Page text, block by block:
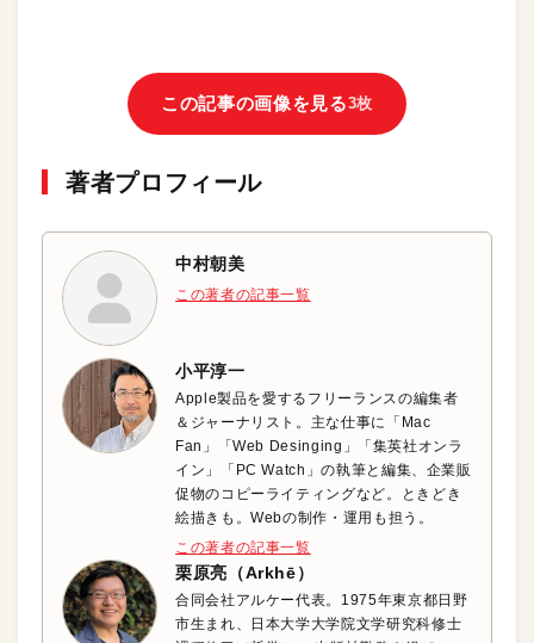
この記事の画像を見る3枚
著者プロフィール
中村朝美
この著者の記事一覧
小平淳一
Apple製品を愛するフリーランスの編集者
＆ジャーナリスト。主な仕事に「Mac
Fan」「Web Desinging」「集英社オンラ
イン」「PC Watch」の執筆と編集、企業販
促物のコピーライティングなど。ときどき
絵描きも。Webの制作・運用も担う。
この著者の記事一覧
栗原亮（Arkhē）
合同会社アルケー代表。1975年東京都日野
市生まれ、日本大学大学院文学研究科修士